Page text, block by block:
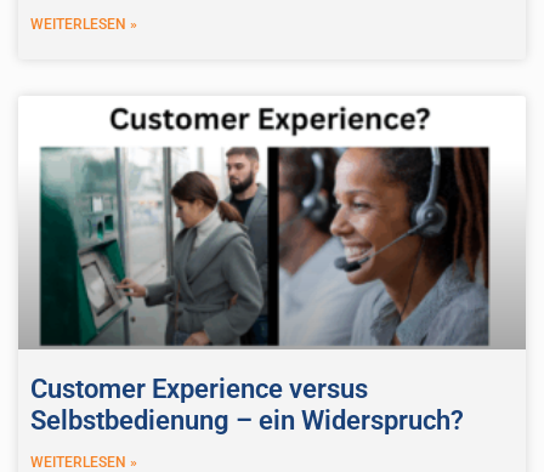
WEITERLESEN »
Customer Experience versus
Selbstbedienung – ein Widerspruch?
WEITERLESEN »